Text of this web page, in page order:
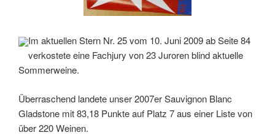
Im aktuellen Stern Nr. 25 vom 10. Juni 2009 ab Seite 84
verkostete eine Fachjury von 23 Juroren blind aktuelle
Sommerweine.
Überraschend landete unser 2007er Sauvignon Blanc
Gladstone mit 83,18 Punkte auf Platz 7 aus einer Liste von
über 220 Weinen.